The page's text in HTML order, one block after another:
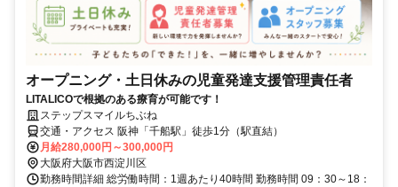
オープニング・土日休みの児童発達支援管理責任者
LITALICOで根拠のある療育が可能です！
ステップスマイルちぶね
交通・アクセス 阪神「千船駅」徒歩1分（駅直結）
月給280,000円～300,000円
大阪府大阪市西淀川区
勤務時間詳細 総労働時間：1週あたり40時間 勤務時間 09：30～18：